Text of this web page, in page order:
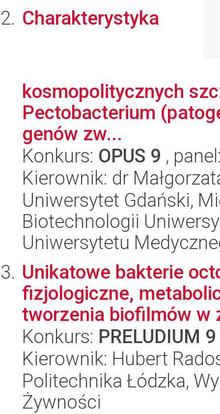
Charakterystyka
kosmopolitycznych
Pectobacterium
genów zw...
Konkurs: OPUS 9 ,
Kierownik: dr
Uniwersytet Gdański,
Biotechnologii
Uniwersytetu
Unikatowe bakterie
fizjologiczne,
tworzenia biofilmów w
Konkurs: PRELUDIUM 9
Kierownik: Hubert
Politechnika Łódzka,
Żywności